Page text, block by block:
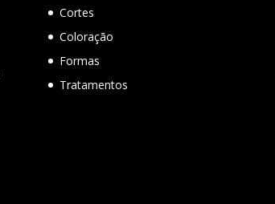
Cortes
Coloração
Formas
Tratamentos